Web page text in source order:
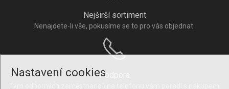
Nastavení cookies
Nejširší sortiment
Nenajdete-li vše, pokusíme se to pro vás objednat.
Podpora